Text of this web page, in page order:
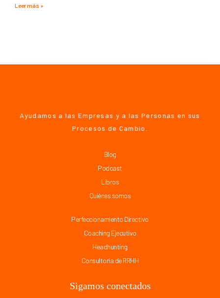
Leer más »
Ayudamos a las Empresas y a las Personas en sus
Procesos de Cambio.
Blog
Podcast
Libros
Quiénes somos
Perfeccionamiento Directivo
Coaching Ejecutivo
Headhunting
Consultoría de RRHH
Sigamos conectados